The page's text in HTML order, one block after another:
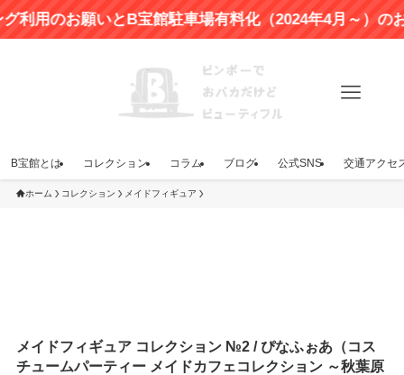
お願いとB宝館駐車場有料化（2024年4月～）のお知ら
B宝館とは コレクション コラム ブログ 公式SNS 交通アクセ
ホーム コレクション メイドフィギュア
メイドフィギュア コレクション №2 / ぴなふぉあ（コス
チュームパーティー メイドカフェコレクション ～秋葉原